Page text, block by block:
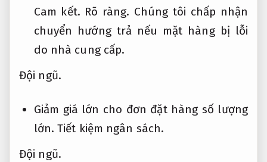
Cam kết. Rõ ràng. Chúng tôi chấp nhận
chuyển hướng trả nếu mặt hàng bị lỗi
do nhà cung cấp.
Đội ngũ.
Giảm giá lớn cho đơn đặt hàng số lượng
lớn.Tiết kiệm ngân sách.
Đội ngũ.